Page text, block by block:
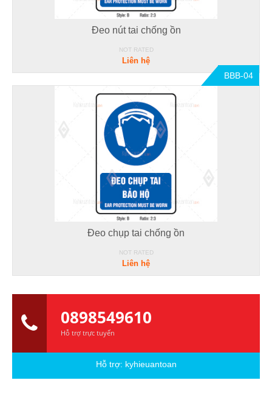
Đeo nút tai chống ồn
NOT RATED
Liên hệ
BBB-04
Đeo chụp tai chống ồn
NOT RATED
Liên hệ
0898549610
Hỗ trợ trực tuyến
Hỗ trợ: kyhieuantoan